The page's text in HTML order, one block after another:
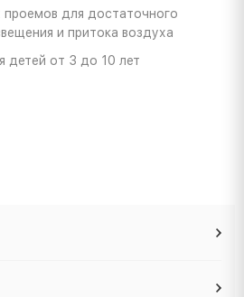
проемов для достаточного
и притока воздуха
детей от 3 до 10 лет